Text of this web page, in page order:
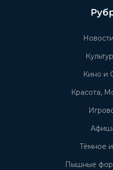
Кино и
Красота,
Тёмное
Пышные